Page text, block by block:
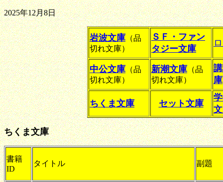
2025年12月8日
岩波文庫 （品
切れ文庫）
ＳＦ・ファン
タジー文庫
中公文庫 （品
切れ文庫）
新潮文庫 （品
切れ文庫）
庫
ちくま文庫 セット文庫
ちくま文庫
書籍
ID
タイトル 副題